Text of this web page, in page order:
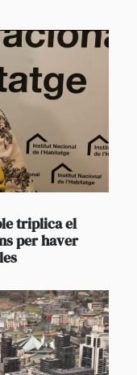
triplica el
per haver